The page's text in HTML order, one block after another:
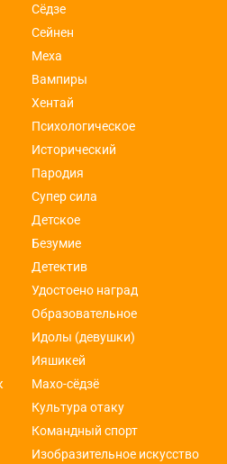
Сёдзе
Сейнен
Меха
Вампиры
Хентай
Психологическое
Исторический
Пародия
Супер сила
Детское
Безумие
Детектив
Удостоено наград
Образовательное
Идолы (девушки)
Ияшикей
Махо-сёдзё
Культура отаку
Командный спорт
Изобразительное искусство